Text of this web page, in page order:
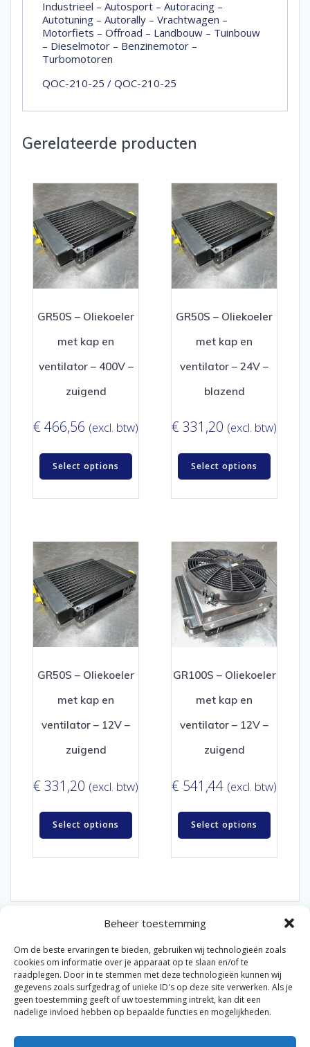
Beheer toestemming
Om de beste ervaringen te bieden, gebruiken wij technologieën zoals
cookies om informatie over je apparaat op te slaan en/of te
raadplegen. Door in te stemmen met deze technologieën kunnen wij
gegevens zoals surfgedrag of unieke ID's op deze site verwerken. Als je
geen toestemming geeft of uw toestemming intrekt, kan dit een
nadelige invloed hebben op bepaalde functies en mogelijkheden.
Industrieel – Autosport – Autoracing –
Autotuning – Autorally – Vrachtwagen –
Motorfiets – Offroad – Landbouw – Tuinbouw
– Dieselmotor – Benzinemotor –
Turbomotoren
QOC-210-25 / QOC-210-25
Gerelateerde producten
GR50S – Oliekoeler
met kap en
ventilator – 400V –
zuigend
€ 466,56 (excl. btw)
Select options
GR50S – Oliekoeler
met kap en
ventilator – 24V –
blazend
€ 331,20 (excl. btw)
Select options
GR50S – Oliekoeler
met kap en
ventilator – 12V –
zuigend
€ 331,20 (excl. btw)
Select options
GR100S – Oliekoeler
met kap en
ventilator – 12V –
zuigend
€ 541,44 (excl. btw)
Select options
© 2026 Van der Bel Las en Radiateurenbedrijf.
Privacyverklaring|Cookiebeleid|Retourbeleid|